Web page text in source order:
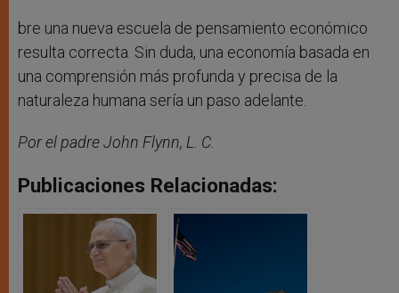
bre una nueva escuela de pensamiento económico
resulta correcta. Sin duda, una economía basada en
una comprensión más profunda y precisa de la
naturaleza humana sería un paso adelante.
Por el padre John Flynn, L. C.
Publicaciones Relacionadas: